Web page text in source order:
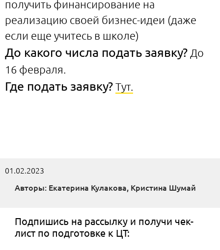
получить финансирование на
реализацию своей бизнес-идеи (даже
если еще учитесь в школе)
До какого числа подать заявку? До
16 февраля.
Где подать заявку?Тут.
01.02.2023
Авторы: Екатерина Кулакова, Кристина Шумай
Подпишись на рассылку и получи чек-
лист по подготовке к ЦТ: